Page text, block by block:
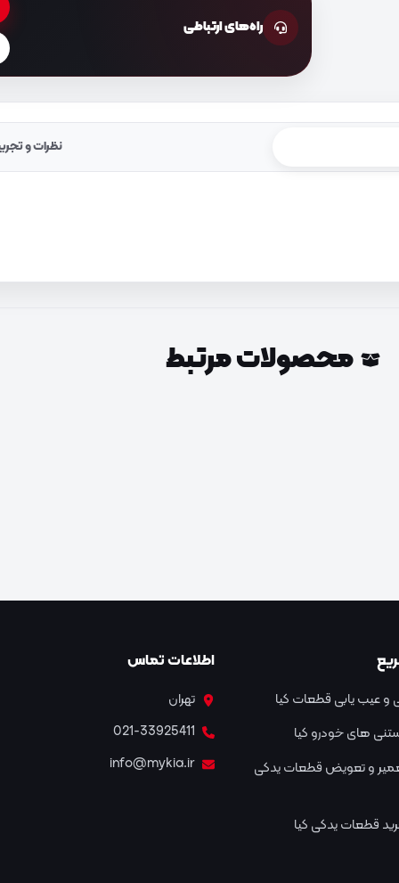
راه‌های ارتباطی
نظرات و
محصولات مرتبط
و عیب یابی قطعات کیا
های خودرو کیا
و تعویض قطعات یدکی
قطعات یدکی کیا
اطلاعات تماس
تهران
021-33925411
info@mykia.ir